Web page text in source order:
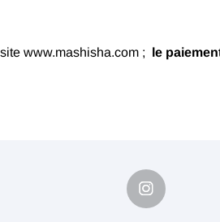
www.mashisha.com ; le